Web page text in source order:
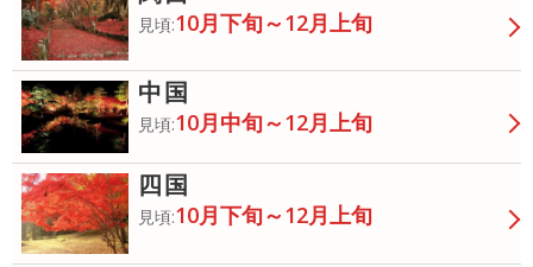
見頃:10月下旬～12月上旬
中国
見頃:10月中旬～12月上旬
四国
見頃:10月下旬～12月上旬